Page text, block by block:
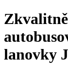
lanovky